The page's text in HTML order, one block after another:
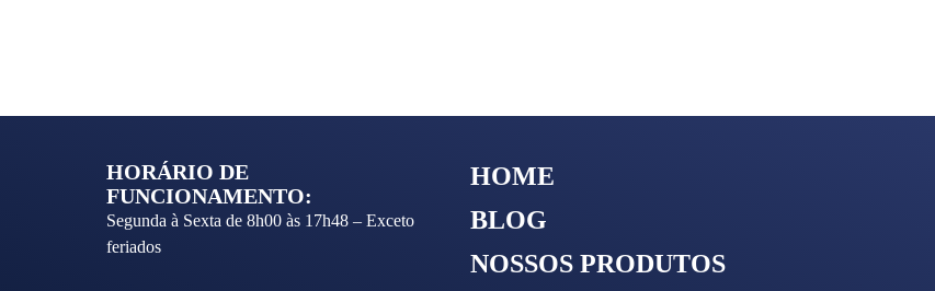
HORÁRIO DE
FUNCIONAMENTO:
Segunda à Sexta de 8h00 às 17h48 – Exceto
feriados
HOME
BLOG
NOSSOS PRODUTOS